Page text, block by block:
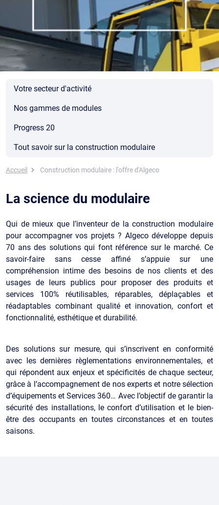
Votre secteur d'activité
Nos gammes de modules
Progress 20
Tout savoir sur la construction modulaire
Fil d'Ariane
Accueil Construction modulaire : l'offre d'Algeco
La science du modulaire
Qui de mieux que l’inventeur de la construction modulaire
pour accompagner vos projets ? Algeco développe depuis
70 ans des solutions qui font référence sur le marché. Ce
savoir-faire sans cesse affiné s’appuie sur une
compréhension intime des besoins de nos clients et des
usages de leurs publics pour proposer des produits et
services 100% réutilisables, réparables, déplaçables et
réadaptables combinant qualité et innovation, confort et
fonctionnalité, esthétique et durabilité.
Des solutions sur mesure, qui s’inscrivent en conformité
avec les dernières règlementations environnementales, et
qui répondent aux enjeux et spécificités de chaque secteur,
grâce à l’accompagnement de nos experts et notre sélection
d’équipements et Services 360… Avec l’objectif de garantir la
sécurité des installations, le confort d’utilisation et le bien-
être des occupants en toutes circonstances et en toutes
saisons.